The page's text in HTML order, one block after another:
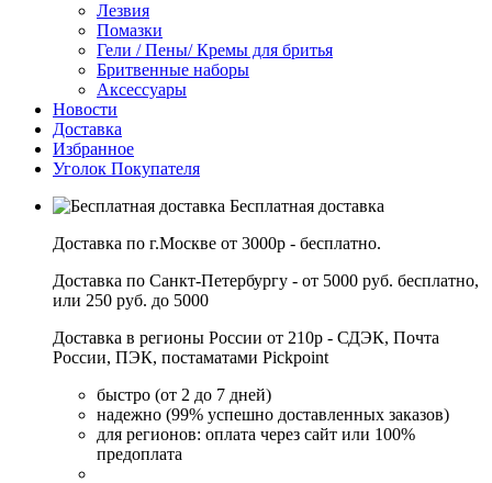
Лезвия
Помазки
Гели / Пены/ Кремы для бритья
Бритвенные наборы
Аксессуары
Новости
Доставка
Избранное
Уголок Покупателя
Бесплатная доставка
Доставка по г.Москве от 3000р - бесплатно.
Доставка по Санкт-Петербургу - от 5000 руб. бесплатно,
или 250 руб. до 5000
Доставка в регионы России от 210р - СДЭК, Почта
России, ПЭК, постаматами Pickpoint
быстро (от 2 до 7 дней)
надежно (99% успешно доставленных заказов)
для регионов: оплата через сайт или 100%
предоплата